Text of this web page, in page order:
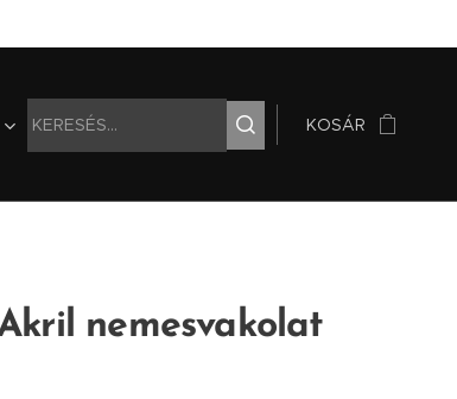
KOSÁR
nemesvakolat